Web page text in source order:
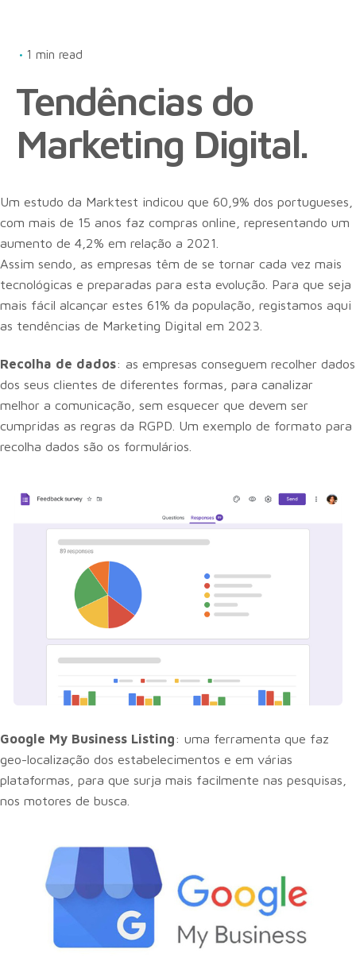
1 min read
Tendências do
Marketing Digital.
Um estudo da Marktest indicou que 60,9% dos portugueses,
com mais de 15 anos faz compras online, representando um
aumento de 4,2% em relação a 2021.
Assim sendo, as empresas têm de se tornar cada vez mais
tecnológicas e preparadas para esta evolução. Para que seja
mais fácil alcançar estes 61% da população, registamos aqui
as tendências de Marketing Digital em 2023.
Recolha de dados: as empresas conseguem recolher dados
dos seus clientes de diferentes formas, para canalizar
melhor a comunicação, sem esquecer que devem ser
cumpridas as regras da RGPD. Um exemplo de formato para
recolha dados são os formulários.
Google My Business Listing: uma ferramenta que faz
geo-localização dos estabelecimentos e em várias
plataformas, para que surja mais facilmente nas pesquisas,
nos motores de busca.